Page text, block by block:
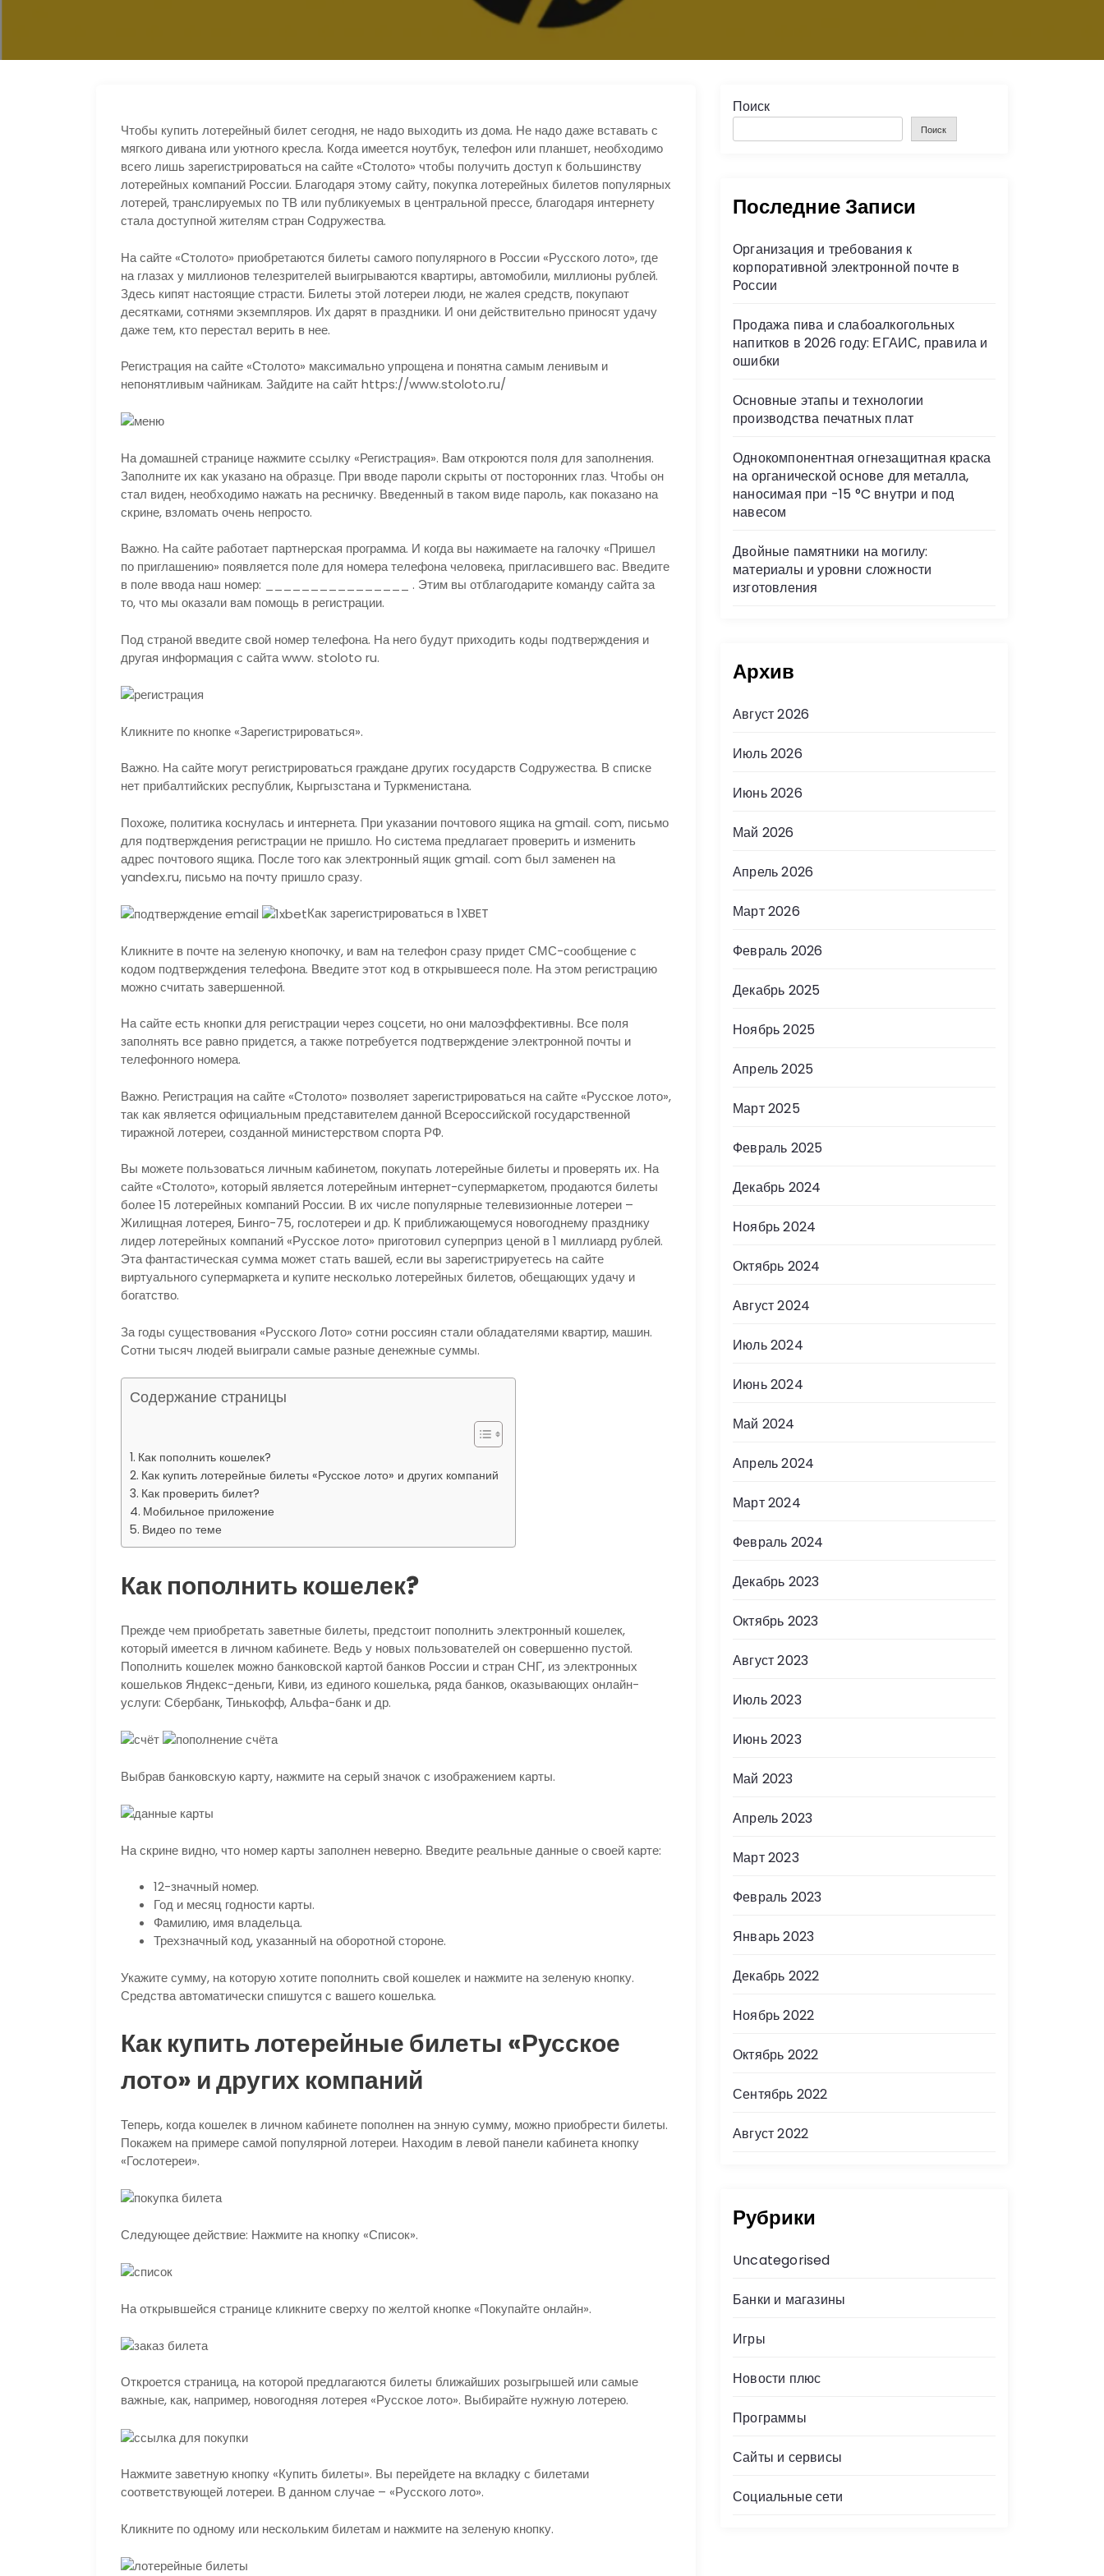
Чтобы купить лотерейный билет сегодня, не надо выходить из дома. Не надо даже вставать с
мягкого дивана или уютного кресла. Когда имеется ноутбук, телефон или планшет, необходимо
всего лишь зарегистрироваться на сайте «Столото» чтобы получить доступ к большинству
лотерейных компаний России. Благодаря этому сайту, покупка лотерейных билетов популярных
лотерей, транслируемых по ТВ или публикуемых в центральной прессе, благодаря интернету
стала доступной жителям стран Содружества.
На сайте «Столото» приобретаются билеты самого популярного в России «Русского лото», где
на глазах у миллионов телезрителей выигрываются квартиры, автомобили, миллионы рублей.
Здесь кипят настоящие страсти. Билеты этой лотереи люди, не жалея средств, покупают
десятками, сотнями экземпляров. Их дарят в праздники. И они действительно приносят удачу
даже тем, кто перестал верить в нее.
Регистрация на сайте «Столото» максимально упрощена и понятна самым ленивым и
непонятливым чайникам. Зайдите на сайт https://www.stoloto.ru/
На домашней странице нажмите ссылку «Регистрация». Вам откроются поля для заполнения.
Заполните их как указано на образце. При вводе пароли скрыты от посторонних глаз. Чтобы он
стал виден, необходимо нажать на ресничку. Введенный в таком виде пароль, как показано на
скрине, взломать очень непросто.
Важно. На сайте работает партнерская программа. И когда вы нажимаете на галочку «Пришел
по приглашению» появляется поле для номера телефона человека, пригласившего вас. Введите
в поле ввода наш номер: ________________ . Этим вы отблагодарите команду сайта за
то, что мы оказали вам помощь в регистрации.
Под страной введите свой номер телефона. На него будут приходить коды подтверждения и
другая информация с сайта www. stoloto ru.
Кликните по кнопке «Зарегистрироваться».
Важно. На сайте могут регистрироваться граждане других государств Содружества. В списке
нет прибалтийских республик, Кыргызстана и Туркменистана.
Похоже, политика коснулась и интернета. При указании почтового ящика на gmail. com, письмо
для подтверждения регистрации не пришло. Но система предлагает проверить и изменить
адрес почтового ящика. После того как электронный ящик gmail. com был заменен на
yandex.ru, письмо на почту пришло сразу.
Как зарегистрироваться в 1XBET
Кликните в почте на зеленую кнопочку, и вам на телефон сразу придет СМС-сообщение с
кодом подтверждения телефона. Введите этот код в открывшееся поле. На этом регистрацию
можно считать завершенной.
На сайте есть кнопки для регистрации через соцсети, но они малоэффективны. Все поля
заполнять все равно придется, а также потребуется подтверждение электронной почты и
телефонного номера.
Важно. Регистрация на сайте «Столото» позволяет зарегистрироваться на сайте «Русское лото»,
так как является официальным представителем данной Всероссийской государственной
тиражной лотереи, созданной министерством спорта РФ.
Вы можете пользоваться личным кабинетом, покупать лотерейные билеты и проверять их. На
сайте «Столото», который является лотерейным интернет-супермаркетом, продаются билеты
более 15 лотерейных компаний России. В их числе популярные телевизионные лотереи –
Жилищная лотерея, Бинго-75, гослотереи и др. К приближающемуся новогоднему празднику
лидер лотерейных компаний «Русское лото» приготовил суперприз ценой в 1 миллиард рублей.
Эта фантастическая сумма может стать вашей, если вы зарегистрируетесь на сайте
виртуального супермаркета и купите несколько лотерейных билетов, обещающих удачу и
богатство.
За годы существования «Русского Лото» сотни россиян стали обладателями квартир, машин.
Сотни тысяч людей выиграли самые разные денежные суммы.
Содержание страницы
Как пополнить кошелек?
Как купить лотерейные билеты «Русское лото» и других компаний
Как проверить билет?
Мобильное приложение
Видео по теме
Как пополнить кошелек?
Прежде чем приобретать заветные билеты, предстоит пополнить электронный кошелек,
который имеется в личном кабинете. Ведь у новых пользователей он совершенно пустой.
Пополнить кошелек можно банковской картой банков России и стран СНГ, из электронных
кошельков Яндекс-деньги, Киви, из единого кошелька, ряда банков, оказывающих онлайн-
услуги: Сбербанк, Тинькофф, Альфа-банк и др.
Выбрав банковскую карту, нажмите на серый значок с изображением карты.
На скрине видно, что номер карты заполнен неверно. Введите реальные данные о своей карте:
12-значный номер.
Год и месяц годности карты.
Фамилию, имя владельца.
Трехзначный код, указанный на оборотной стороне.
Укажите сумму, на которую хотите пополнить свой кошелек и нажмите на зеленую кнопку.
Средства автоматически спишутся с вашего кошелька.
Как купить лотерейные билеты «Русское
лото» и других компаний
Теперь, когда кошелек в личном кабинете пополнен на энную сумму, можно приобрести билеты.
Покажем на примере самой популярной лотереи. Находим в левой панели кабинета кнопку
«Гослотереи».
Следующее действие: Нажмите на кнопку «Список».
На открывшейся странице кликните сверху по желтой кнопке «Покупайте онлайн».
Откроется страница, на которой предлагаются билеты ближайших розыгрышей или самые
важные, как, например, новогодняя лотерея «Русское лото». Выбирайте нужную лотерею.
Нажмите заветную кнопку «Купить билеты». Вы перейдете на вкладку с билетами
соответствующей лотереи. В данном случае – «Русского лото».
Кликните по одному или нескольким билетам и нажмите на зеленую кнопку.
Поиск
Поиск
Последние Записи
Организация и требования к
корпоративной электронной почте в
России
Продажа пива и слабоалкогольных
напитков в 2026 году: ЕГАИС, правила и
ошибки
Основные этапы и технологии
производства печатных плат
Однокомпонентная огнезащитная краска
на органической основе для металла,
наносимая при -15 °C внутри и под
навесом
Двойные памятники на могилу:
материалы и уровни сложности
изготовления
Архив
Август 2026
Июль 2026
Июнь 2026
Май 2026
Апрель 2026
Март 2026
Февраль 2026
Декабрь 2025
Ноябрь 2025
Апрель 2025
Март 2025
Февраль 2025
Декабрь 2024
Ноябрь 2024
Октябрь 2024
Август 2024
Июль 2024
Июнь 2024
Май 2024
Апрель 2024
Март 2024
Февраль 2024
Декабрь 2023
Октябрь 2023
Август 2023
Июль 2023
Июнь 2023
Май 2023
Апрель 2023
Март 2023
Февраль 2023
Январь 2023
Декабрь 2022
Ноябрь 2022
Октябрь 2022
Сентябрь 2022
Август 2022
Рубрики
Uncategorised
Банки и магазины
Игры
Новости плюс
Программы
Сайты и сервисы
Социальные сети